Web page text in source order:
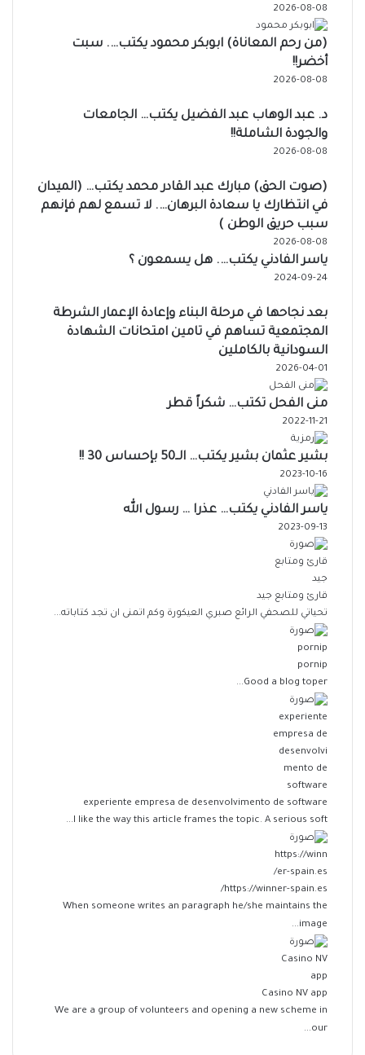
2026-08-08
(من رحم المعاناة) ابوبكر محمود يكتب…. سبت
أخضر!!
2026-08-08
د. عبد الوهاب عبد الفضيل يكتب… الجامعات
والجودة الشاملة!!
2026-08-08
(صوت الحق) مبارك عبد القادر محمد يكتب… (الميدان
في انتظارك يا سعادة البرهان…. لا تسمع لهم فإنهم
سبب حريق الوطن )
2026-08-08
ياسر الفادني يكتب…. هل يسمعون ؟
2024-09-24
بعد نجاحها في مرحلة البناء وإعادة الإعمار الشرطة
المجتمعية تساهم في تامين امتحانات الشهادة
السودانية بالكاملين
2026-04-01
منى الفحل تكتب… شكراً قطر
2022-11-21
بشير عثمان بشير يكتب… الــ50 بإحساس 30 !!
2023-10-16
ياسر الفادني يكتب… عذرا … رسول الله
2023-09-13
قارئ ومتابع جيد
تحياتي للصحفي الرائع صبري العيكورة وكم اتمنى ان تجد كتاباته...
pornip
Good a blog toper...
experiente empresa de desenvolvimento de software
I like the way this article frames the topic. A serious soft...
https://winner-spain.es/
When someone writes an paragraph he/she maintains the
image...
Casino NV app
We are a group of volunteers and opening a new scheme in
our...